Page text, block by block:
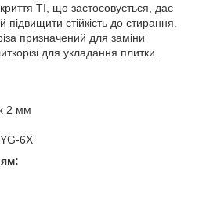
TI, що застосовується, дає
підвищити стійкість до стирання.
призначений для заміни
для укладання плитки.
2 мм
6X